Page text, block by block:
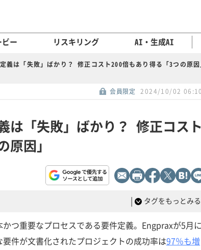
ー リスキリング AI・生成AI
義は「失敗」ばかり？ 修正コスト200倍もあり得る「3つの原因
会員限定 2024/10/02
は「失敗」ばかり？ 修正コスト
原因」
| タグをもっとみる
つ重要なプロセスである要件定義。Engpraxが5月に
件が文書化されたプロジェクトの成功率は97％も増